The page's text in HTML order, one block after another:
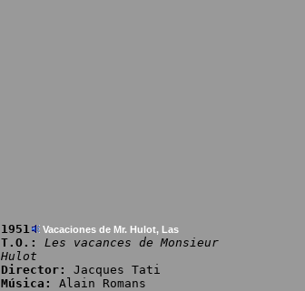
1951 Vacaciones de Mr. Hulot, Las
T.O.:
Les vacances de Monsieur
Hulot
Director:
Jacques Tati
Música:
Alain Romans